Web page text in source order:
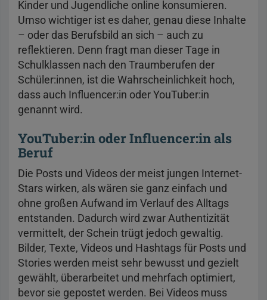
Kinder und Jugendliche online konsumieren.
Umso wichtiger ist es daher, genau diese Inhalte
– oder das Berufsbild an sich – auch zu
reflektieren. Denn fragt man dieser Tage in
Schulklassen nach den Traumberufen der
Schüler:innen, ist die Wahrscheinlichkeit hoch,
dass auch Influencer:in oder YouTuber:in
genannt wird.
YouTuber:in oder Influencer:in als
Beruf
Die Posts und Videos der meist jungen Internet-
Stars wirken, als wären sie ganz einfach und
ohne großen Aufwand im Verlauf des Alltags
entstanden. Dadurch wird zwar Authentizität
vermittelt, der Schein trügt jedoch gewaltig.
Bilder, Texte, Videos und Hashtags für Posts und
Stories werden meist sehr bewusst und gezielt
gewählt, überarbeitet und mehrfach optimiert,
bevor sie gepostet werden. Bei Videos muss